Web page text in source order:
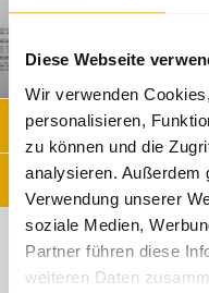
Diese Webseite
Wir verwenden
personalisieren,
zu können und die
analysieren. Außerdem
Verwendung unserer
soziale Medien,
Partner führen diese
weiteren Daten
1/1